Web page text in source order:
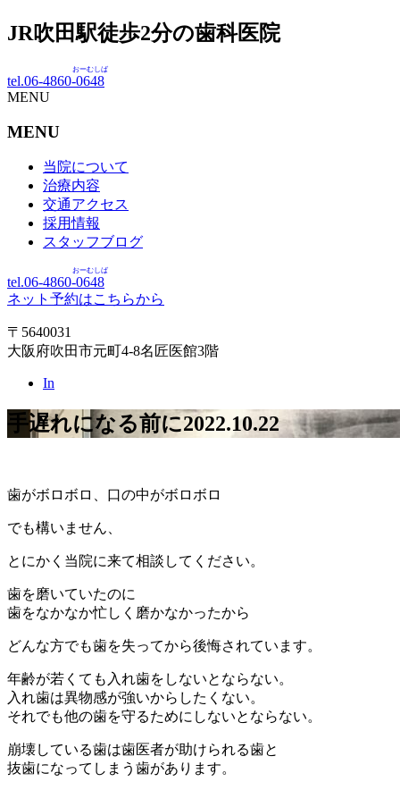
JR吹田駅徒歩2分の歯科医院
tel.06-4860-0648
おーむしば
MENU
MENU
当院について
治療内容
交通アクセス
採用情報
スタッフブログ
tel.06-4860-0648
おーむしば
ネット予約はこちらから
〒5640031
大阪府吹田市元町4-8名匠医館3階
In
手遅れになる前に2022.10.22
歯がボロボロ、口の中がボロボロ
でも構いません、
とにかく当院に来て相談してください。
歯を磨いていたのに
歯をなかなか忙しく磨かなかったから
どんな方でも歯を失ってから後悔されています。
年齢が若くても入れ歯をしないとならない。
入れ歯は異物感が強いからしたくない。
それでも他の歯を守るためにしないとならない。
崩壊している歯は歯医者が助けられる歯と
抜歯になってしまう歯があります。